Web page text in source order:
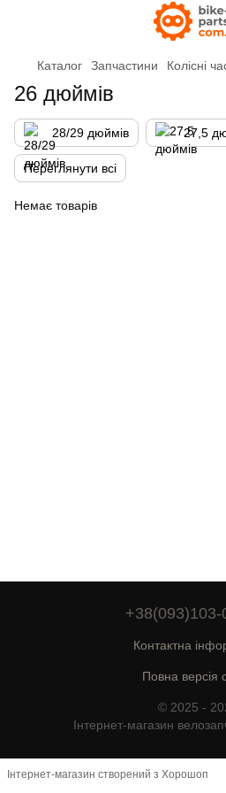
Каталог Запчастини Колісні
26 дюймів
28/29 дюймів 27,5
Переглянути всі
Немає товарів
+38(093)103-
Контактна
Повна версія
© 2025 -
Інтернет-магазин
Інтернет-магазин створений з Хорошоп